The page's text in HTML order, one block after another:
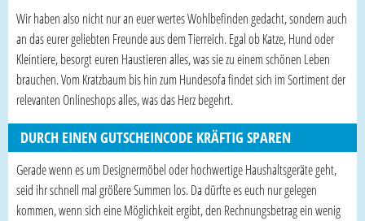
Wir haben also nicht nur an euer wertes Wohlbefinden gedacht, sondern auch
an das eurer geliebten Freunde aus dem Tierreich. Egal ob Katze, Hund oder
Kleintiere, besorgt euren Haustieren alles, was sie zu einem schönen Leben
brauchen. Vom Kratzbaum bis hin zum Hundesofa findet sich im Sortiment der
relevanten Onlineshops alles, was das Herz begehrt.
DURCH EINEN GUTSCHEINCODE KRÄFTIG SPAREN
Gerade wenn es um Designermöbel oder hochwertige Haushaltsgeräte geht,
seid ihr schnell mal größere Summen los. Da dürfte es euch nur gelegen
kommen, wenn sich eine Möglichkeit ergibt, den Rechnungsbetrag ein wenig